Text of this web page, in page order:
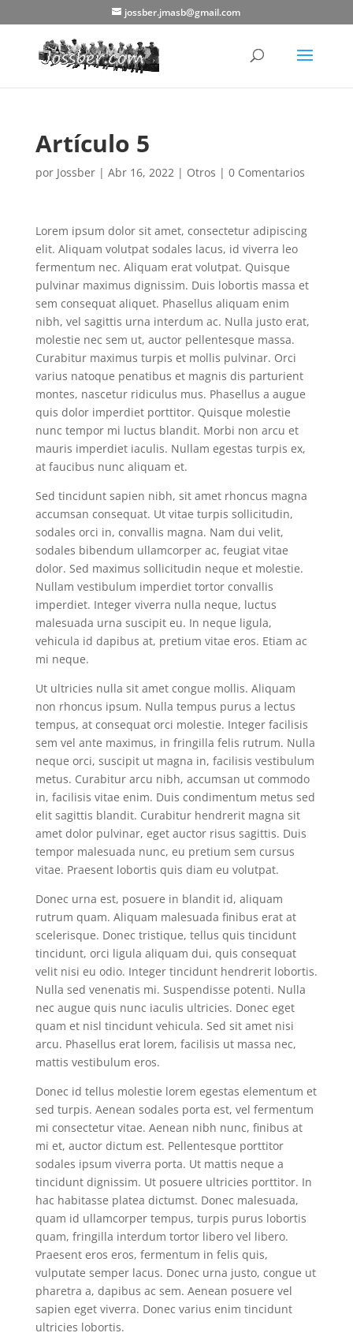
jossber.jmasb@gmail.com
Artículo 5
por Jossber| Abr 16, 2022| Otros | 0 Comentarios
Lorem ipsum dolor sit amet, consectetur adipiscing
elit. Aliquam volutpat sodales lacus, id viverra leo
fermentum nec. Aliquam erat volutpat. Quisque
pulvinar maximus dignissim. Duis lobortis massa et
sem consequat aliquet. Phasellus aliquam enim
nibh, vel sagittis urna interdum ac. Nulla justo erat,
molestie nec sem ut, auctor pellentesque massa.
Curabitur maximus turpis et mollis pulvinar. Orci
varius natoque penatibus et magnis dis parturient
montes, nascetur ridiculus mus. Phasellus a augue
quis dolor imperdiet porttitor. Quisque molestie
nunc tempor mi luctus blandit. Morbi non arcu et
mauris imperdiet iaculis. Nullam egestas turpis ex,
at faucibus nunc aliquam et.
Sed tincidunt sapien nibh, sit amet rhoncus magna
accumsan consequat. Ut vitae turpis sollicitudin,
sodales orci in, convallis magna. Nam dui velit,
sodales bibendum ullamcorper ac, feugiat vitae
dolor. Sed maximus sollicitudin neque et molestie.
Nullam vestibulum imperdiet tortor convallis
imperdiet. Integer viverra nulla neque, luctus
malesuada urna suscipit eu. In neque ligula,
vehicula id dapibus at, pretium vitae eros. Etiam ac
mi neque.
Ut ultricies nulla sit amet congue mollis. Aliquam
non rhoncus ipsum. Nulla tempus purus a lectus
tempus, at consequat orci molestie. Integer facilisis
sem vel ante maximus, in fringilla felis rutrum. Nulla
neque orci, suscipit ut magna in, facilisis vestibulum
metus. Curabitur arcu nibh, accumsan ut commodo
in, facilisis vitae enim. Duis condimentum metus sed
elit sagittis blandit. Curabitur hendrerit magna sit
amet dolor pulvinar, eget auctor risus sagittis. Duis
tempor malesuada nunc, eu pretium sem cursus
vitae. Praesent lobortis quis diam eu volutpat.
Donec urna est, posuere in blandit id, aliquam
rutrum quam. Aliquam malesuada finibus erat at
scelerisque. Donec tristique, tellus quis tincidunt
tincidunt, orci ligula aliquam dui, quis consequat
velit nisi eu odio. Integer tincidunt hendrerit lobortis.
Nulla sed venenatis mi. Suspendisse potenti. Nulla
nec augue quis nunc iaculis ultricies. Donec eget
quam et nisl tincidunt vehicula. Sed sit amet nisi
arcu. Phasellus erat lorem, facilisis ut massa nec,
mattis vestibulum eros.
Donec id tellus molestie lorem egestas elementum et
sed turpis. Aenean sodales porta est, vel fermentum
mi consectetur vitae. Aenean nibh nunc, finibus at
mi et, auctor dictum est. Pellentesque porttitor
sodales ipsum viverra porta. Ut mattis neque a
tincidunt dignissim. Ut posuere ultricies porttitor. In
hac habitasse platea dictumst. Donec malesuada,
quam id ullamcorper tempus, turpis purus lobortis
quam, fringilla interdum tortor libero vel libero.
Praesent eros eros, fermentum in felis quis,
vulputate semper lacus. Donec urna justo, congue ut
pharetra a, dapibus ac sem. Aenean posuere vel
sapien eget viverra. Donec varius enim tincidunt
ultricies lobortis.